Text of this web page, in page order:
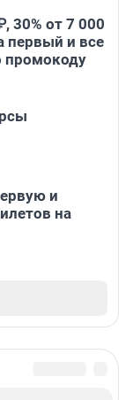
30% от 7 000
первый и все
промокоду
и
на